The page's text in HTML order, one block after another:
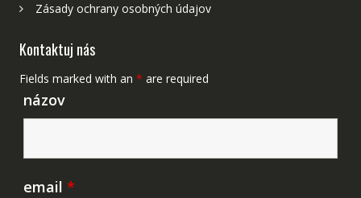
Zásady ochrany osobných údajov
Kontaktuj nás
Fields marked with an * are required
názov
email *